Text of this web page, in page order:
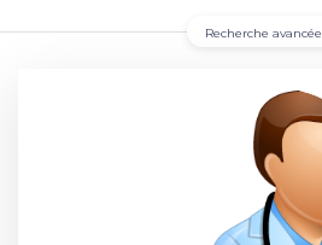
Recherche avancée